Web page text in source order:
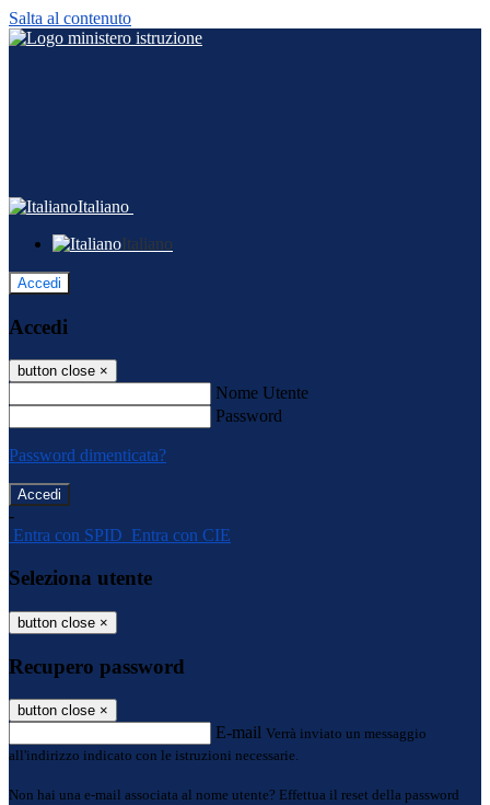
Salta al contenuto
Italiano
Italiano
Accedi
Accedi
button close ×
Nome Utente
Password
Password dimenticata?
-
Entra con SPID Entra con CIE
Seleziona utente
button close ×
Recupero password
button close ×
E-mail Verrà inviato un messaggio
all'indirizzo indicato con le istruzioni necessarie.
Non hai una e-mail associata al nome utente? Effettua il reset della password